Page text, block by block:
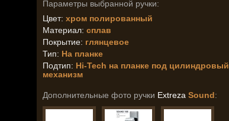
Параметры выбранной ручки:
Цвет: хром полированный
Материал: сплав
Покрытие: глянцевое
Тип: На планке
Подтип: Hi-Tech на планке под цилиндровый
механизм
Дополнительные фото ручки Extreza Sound: